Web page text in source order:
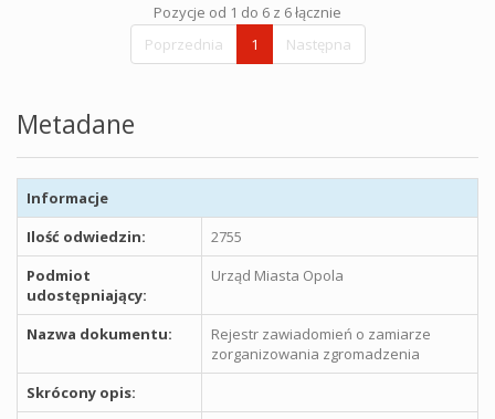
Pozycje od 1 do 6 z 6 łącznie
Poprzednia
1 Następna
Metadane
Informacje
Ilość odwiedzin:
2755
Podmiot
udostępniający:
Urząd Miasta Opola
Nazwa dokumentu:
Rejestr zawiadomień o zamiarze
zorganizowania zgromadzenia
Skrócony opis: